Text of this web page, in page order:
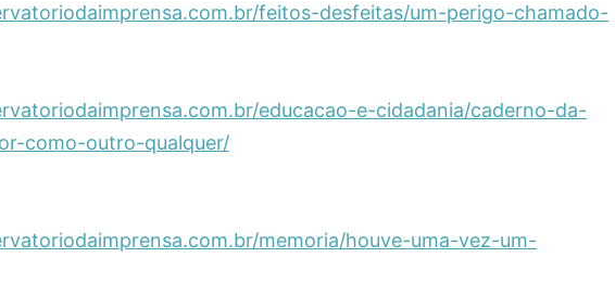
feitos-desfeitas/um-perigo-chamado-
educacao-e-cidadania/caderno-da-
como-outro-qualquer/
memoria/houve-uma-vez-um-